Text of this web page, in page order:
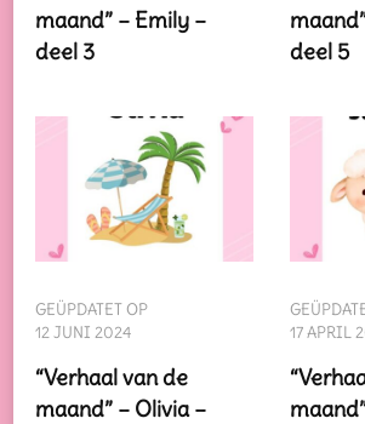
maand” – Emily –
deel 3
deel 5
GEÜPDATET OP
12 JUNI 2024
“Verhaal van de
maand” – Olivia –
17 APRIL